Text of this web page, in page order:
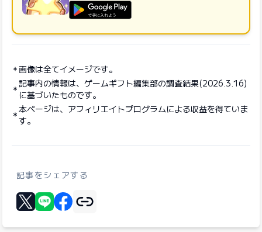
画像は全てイメージです。
記事内の情報は、ゲームギフト編集部の調査結果(2026.3.16)
に基づいたものです。
本ページは、アフィリエイトプログラムによる収益を得ていま
す。
記事をシェアする
Xに投稿する
リンクをコピー